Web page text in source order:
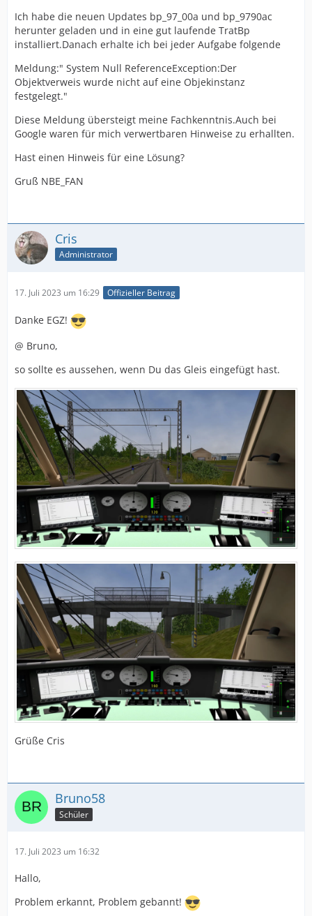
Ich habe die neuen Updates bp_97_00a und bp_9790ac
herunter geladen und in eine gut laufende TratBp
installiert.Danach erhalte ich bei jeder Aufgabe folgende
Meldung:" System Null ReferenceException:Der
Objektverweis wurde nicht auf eine Objekinstanz
festgelegt."
Diese Meldung übersteigt meine Fachkenntnis.Auch bei
Google waren für mich verwertbaren Hinweise zu erhallten.
Hast einen Hinweis für eine Lösung?
Gruß NBE_FAN
Cris
Administrator
17. Juli 2023 um 16:29 Offizieller Beitrag
Danke EGZ!
@ Bruno,
so sollte es aussehen, wenn Du das Gleis eingefügt hast.
Grüße Cris
Bruno58
Schüler
17. Juli 2023 um 16:32
Hallo,
Problem erkannt, Problem gebannt!